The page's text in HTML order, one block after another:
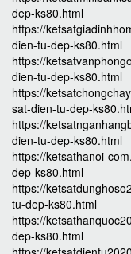
dep-ks80.html
https://
dien-tu-dep-ks80.html
https://
dien-tu-dep-ks80.html
https://
sat-dien-tu-dep-
https://
dien-tu-dep-ks80.html
https://ketsathanoi-
dep-ks80.html
https://
tu-dep-ks80.html
https://
dep-ks80.html